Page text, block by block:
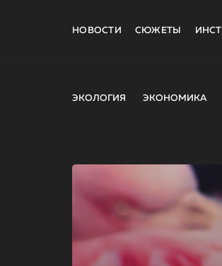
НОВОСТИ СЮЖЕТЫ
ЭКОЛОГИЯ ЭКОНОМИКА